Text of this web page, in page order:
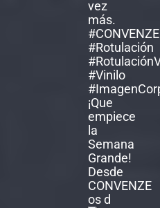
¡Que
empiece
la
Semana
Grande!
Desde
CONVENZE
os d